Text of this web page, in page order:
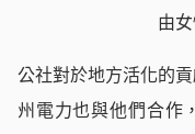
由
公社對於地方活化的
州電力也與他們合作